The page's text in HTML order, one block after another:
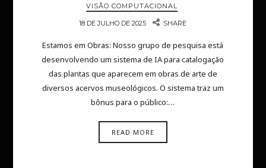
VISÃO COMPUTACIONAL
18 DE JULHO DE 2025 SHARE
Estamos em Obras: Nosso grupo de pesquisa está
desenvolvendo um sistema de IA para catalogação
das plantas que aparecem em obras de arte de
diversos acervos museológicos. O sistema traz um
bônus para o público:…
READ MORE